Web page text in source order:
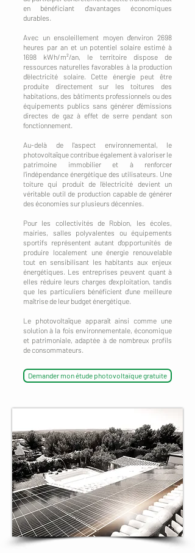
en bénéficiant d'avantages économiques
durables.
Avec un ensoleillement moyen d'environ 2698
heures par an et un potentiel solaire estimé à
1698 kWh/m²/an, le territoire dispose de
ressources naturelles favorables à la production
d'électricité solaire. Cette énergie peut être
produite directement sur les toitures des
habitations, des bâtiments professionnels ou des
équipements publics sans générer d'émissions
directes de gaz à effet de serre pendant son
fonctionnement.
Au-delà de l'aspect environnemental, le
photovoltaïque contribue également à valoriser le
patrimoine immobilier et à renforcer
l'indépendance énergétique des utilisateurs. Une
toiture qui produit de l'électricité devient un
véritable outil de production capable de générer
des économies sur plusieurs décennies.
Pour les collectivités de Robion, les écoles,
mairies, salles polyvalentes ou équipements
sportifs représentent autant d'opportunités de
produire localement une énergie renouvelable
tout en sensibilisant les habitants aux enjeux
énergétiques. Les entreprises peuvent quant à
elles réduire leurs charges d'exploitation, tandis
que les particuliers bénéficient d'une meilleure
maîtrise de leur budget énergétique.
Le photovoltaïque apparaît ainsi comme une
solution à la fois environnementale, économique
et patrimoniale, adaptée à de nombreux profils
de consommateurs.
Demander mon étude photovoltaïque gratuite